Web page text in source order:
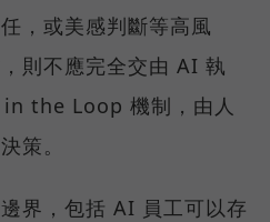
，或美感判斷等高風
則不應完全交由 AI 執
the Loop 機制，由人
策。
界，包括 AI 員工可以存